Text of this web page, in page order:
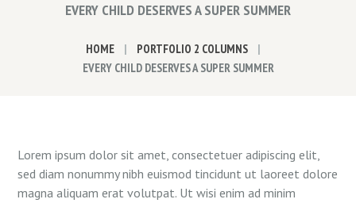
EVERY CHILD DESERVES A SUPER SUMMER
HOME
PORTFOLIO 2 COLUMNS
EVERY CHILD DESERVES A SUPER SUMMER
Lorem ipsum dolor sit amet, consectetuer adipiscing elit,
sed diam nonummy nibh euismod tincidunt ut laoreet dolore
magna aliquam erat volutpat. Ut wisi enim ad minim